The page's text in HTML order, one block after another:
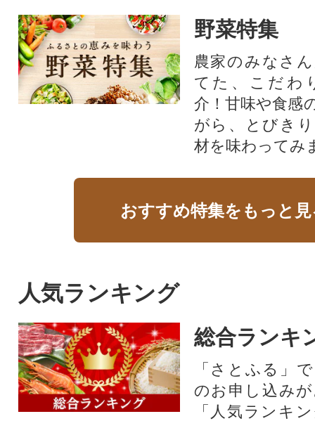
野菜特集
農家のみなさ
てた、こだわ
介！甘味や食感
がら、とびき
材を味わってみ
おすすめ特集をもっと
人気ランキング
総合ランキ
「さとふる」
のお申し込み
「人気ランキ